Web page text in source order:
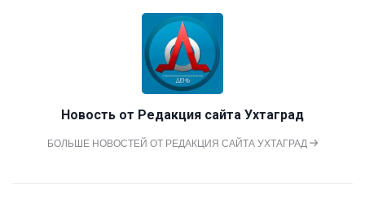
Новость от Редакция сайта Ухтаград
БОЛЬШЕ НОВОСТЕЙ ОТ РЕДАКЦИЯ САЙТА УХТАГРАД